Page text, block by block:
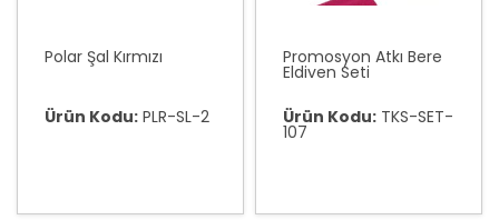
Polar Şal Kırmızı
Ürün Kodu: PLR-SL-2
Promosyon Atkı Bere
Eldiven Seti
Ürün Kodu: TKS-SET-
107